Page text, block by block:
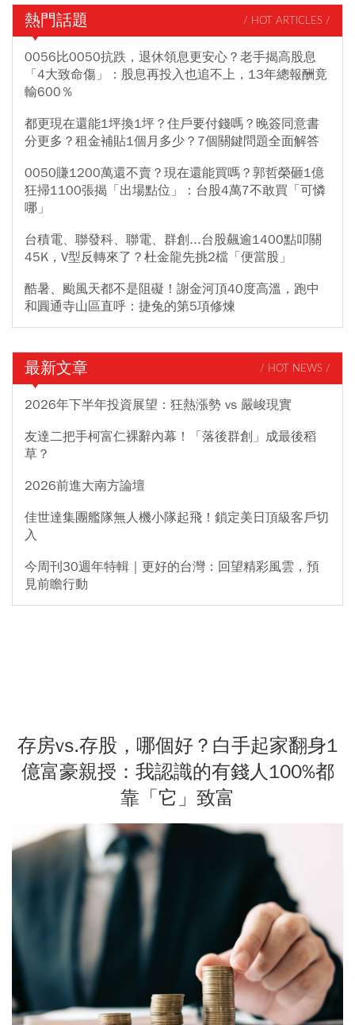
熱門話題 / HOT ARTICLES /
0056比0050抗跌，退休領息更安心？老手揭高股息
「4大致命傷」：股息再投入也追不上，13年總報酬竟
輸600％
都更現在還能1坪換1坪？住戶要付錢嗎？晚簽同意書
分更多？租金補貼1個月多少？7個關鍵問題全面解答
0050賺1200萬還不賣？現在還能買嗎？郭哲榮砸1億
狂掃1100張揭「出場點位」：台股4萬7不敢買「可憐
哪」
台積電、聯發科、聯電、群創...台股飆逾1400點叩關
45K，V型反轉來了？杜金龍先挑2檔「便當股」
酷暑、颱風天都不是阻礙！謝金河頂40度高溫，跑中
和圓通寺山區直呼：捷兔的第5項修煉
最新文章 / HOT NEWS /
2026年下半年投資展望：狂熱漲勢 vs 嚴峻現實
友達二把手柯富仁裸辭內幕！「落後群創」成最後稻
草？
2026前進大南方論壇
佳世達集團艦隊無人機小隊起飛！鎖定美日頂級客戶切
入
今周刊30週年特輯｜更好的台灣：回望精彩風雲，預
見前瞻行動
存房vs.存股，哪個好？白手起家翻身1
億富豪親授：我認識的有錢人100%都
靠「它」致富